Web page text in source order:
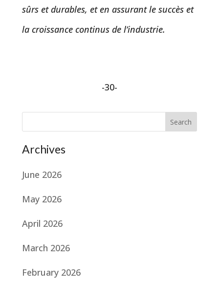
sûrs et durables, et en assurant le succès et
la croissance continus de l’industrie.
-30-
Search
Archives
June 2026
May 2026
April 2026
March 2026
February 2026